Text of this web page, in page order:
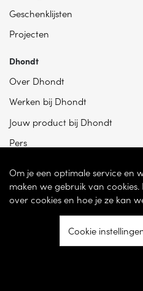
Geschenklijsten
Projecten
Dhondt
Over Dhondt
Werken bij Dhondt
Jouw product bij Dhondt
Pers
© 2026 - Dhondt Interieur NV –
Om je een optimale service en
maken we gebruik van
over cookies en hoe je ze kan
Cookie